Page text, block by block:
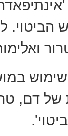
הביטוי.
של דם,